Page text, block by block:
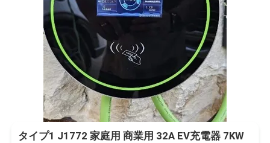
タイプ1 J1772 家庭用 商業用 32A EV充電器 7KW